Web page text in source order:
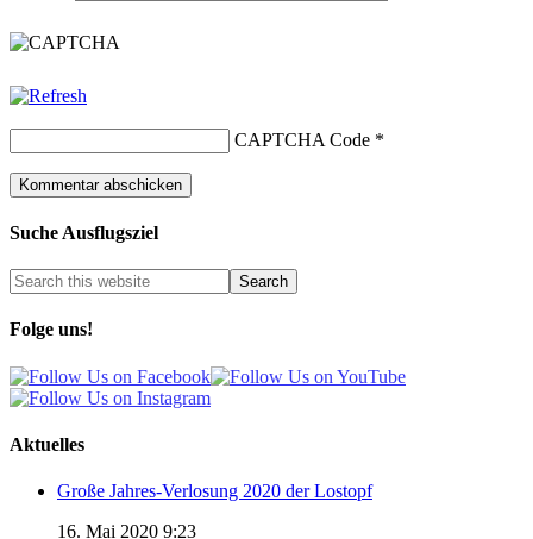
CAPTCHA Code *
Suche Ausflugsziel
Folge uns!
Aktuelles
Große Jahres-Verlosung 2020 der Lostopf
16. Mai 2020 9:23